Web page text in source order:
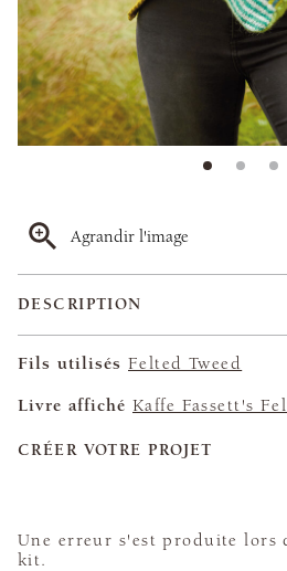
Agrandir l'image
DESCRIPTION
Fils utilisés Felted Tweed
Livre affiché Kaffe Fassett's
CRÉER VOTRE PROJET
Une erreur s'est produite lors
kit.